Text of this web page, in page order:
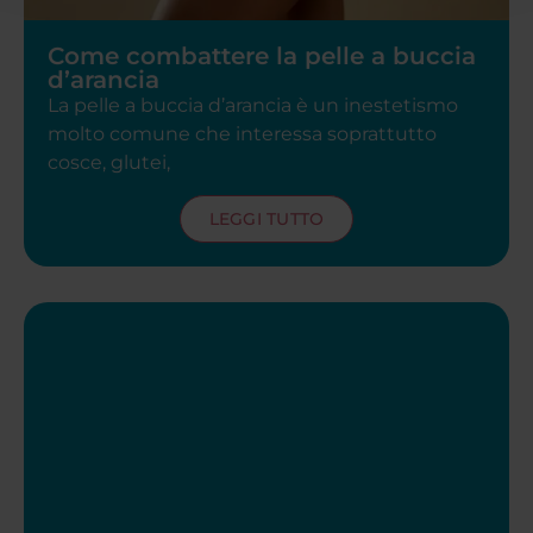
Come combattere la pelle a buccia
d’arancia
La pelle a buccia d’arancia è un inestetismo
molto comune che interessa soprattutto
cosce, glutei,
LEGGI TUTTO